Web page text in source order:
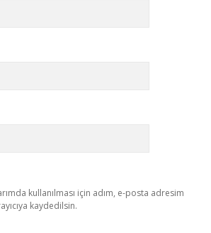
kullanılması için adım, e-posta adresim
kaydedilsin.